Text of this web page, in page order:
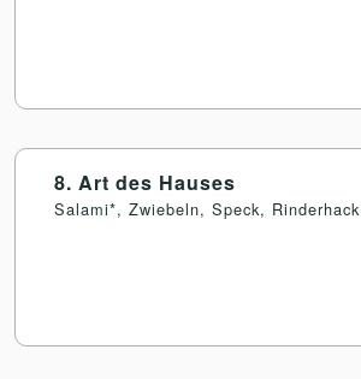
8. Art des Hauses
Salami*, Zwiebeln, Speck, Rinderhack